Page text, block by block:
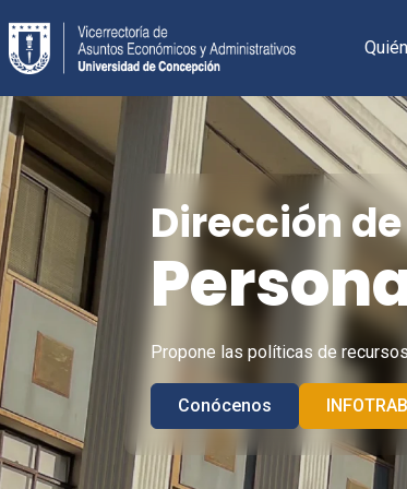
contenido
Dirección de
Propone las políticas de
Conócenos